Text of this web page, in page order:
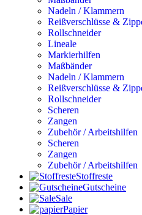
Nadeln / Klammern
Reißverschlüsse &
Rollschneider
Lineale
Markierhilfen
Maßbänder
Nadeln / Klammern
Reißverschlüsse &
Rollschneider
Scheren
Zangen
Zubehör / Arbeitshilfen
Scheren
Zangen
Zubehör / Arbeitshilfen
Stoffreste
Gutscheine
Sale
Papier